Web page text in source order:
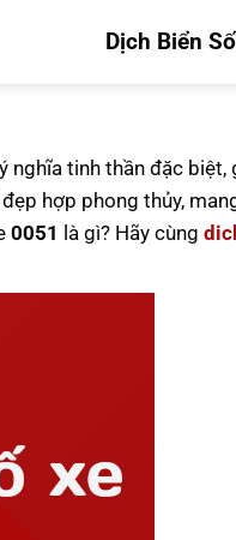
Dịch Biển Số
tinh thần đặc biệt,
hợp phong thủy,
0051 là gì? Hãy cùng